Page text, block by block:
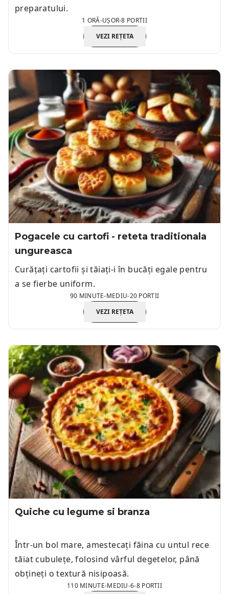
preparatului.
1 ORĂ-UȘOR-8 PORTII
VEZI REȚETA
Pogacele cu cartofi - reteta traditionala
ungureasca
Curățați cartofii și tăiați-i în bucăți egale pentru
a se fierbe uniform.
90 MINUTE-MEDIU-20 PORTII
VEZI REȚETA
Quiche cu legume si branza
Într-un bol mare, amestecați făina cu untul rece
tăiat cubulețe, folosind vârful degetelor, până
obțineți o textură nisipoasă.
110 MINUTE-MEDIU-6-8 PORTII